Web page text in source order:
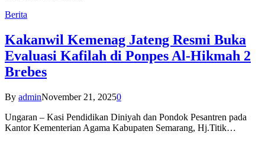
Berita
Kakanwil Kemenag Jateng Resmi Buka
Evaluasi Kafilah di Ponpes Al-Hikmah 2
Brebes
By adminNovember 21, 20250
Ungaran – Kasi Pendidikan Diniyah dan Pondok Pesantren pada
Kantor Kementerian Agama Kabupaten Semarang, Hj.Titik…